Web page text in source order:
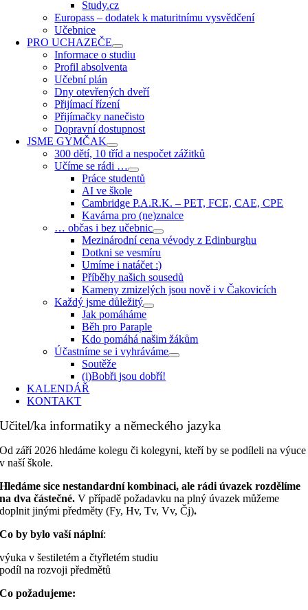
Study.cz
Europass – dodatek k maturitnímu vysvědčení
Učebnice
PRO UCHAZEČE
Informace o studiu
Profil absolventa
Učební plán
Dny otevřených dveří
Přijímací řízení
Přijímačky nanečisto
Dopravní dostupnost
JSME GYMČAK
300 dětí, 10 tříd a nespočet zážitků
Učíme se rádi …
Práce studentů
AI ve škole
Cambridge P.A.R.K. – PET, FCE, CAE, CPE
Kavárna pro (ne)znalce
… občas i bez učebnic
Mezinárodní cena vévody z Edinburghu
Dotkni se vesmíru
Umíme i natáčet :)
Příběhy našich sousedů
Kameny zmizelých jsou nově i v Čakovicích
Každý jsme důležitý
Jak pomáháme
Běh pro Paraple
Kdo pomáhá našim žákům
Účastníme se i vyhráváme
Soutěže
(i)Bobři jsou dobří!
KALENDÁŘ
KONTAKT
Učitel/ka informatiky a německého jazyka
Od září 2026 hledáme kolegu či kolegyni, kteří by se podíleli na výuce
v naší škole.
Hledáme sice nestandardní kombinaci, ale rádi úvazek rozdělíme
na dva částečné.V případě požadavku na plný úvazek můžeme
doplnit jinými předměty (Fy, Hv, Tv, Vv, Čj).
Co by bylo vaší náplní:
výuka v šestiletém a čtyřletém studiu
podíl na rozvoji předmětů
Co požadujeme: